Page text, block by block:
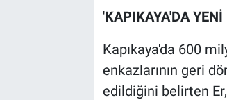
'KAPIKAYA'DA
Kapıkaya'da 600
enkazlarının geri
edildiğini belirten